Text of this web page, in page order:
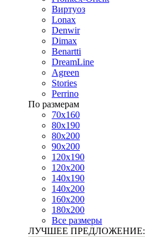
Виртуоз
Lonax
Denwir
Dimax
Benartti
DreamLine
Agreen
Stories
Perrino
По размерам
70х160
80х190
80х200
90х200
120х190
120х200
140х190
140х200
160х200
180х200
Все размеры
ЛУЧШЕЕ ПРЕДЛОЖЕНИЕ: